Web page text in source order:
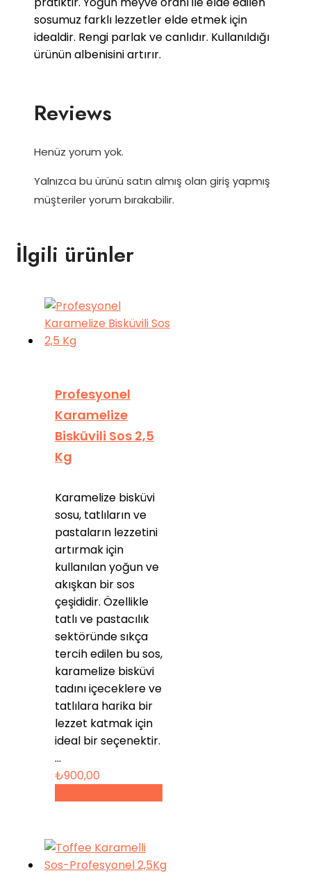
sosumuz farklı lezzetler elde etmek için
idealdir. Rengi parlak ve canlıdır. Kullanıldığı
ürünün albenisini artırır.
Reviews
Henüz yorum yok.
Yalnızca bu ürünü satın almış olan giriş yapmış
müşteriler yorum bırakabilir.
İlgili ürünler
Profesyonel
Karamelize
Bisküvili Sos 2,5
Kg
Karamelize bisküvi
sosu, tatlıların ve
pastaların lezzetini
artırmak için
kullanılan yoğun ve
akışkan bir sos
çeşididir. Özellikle
tatlı ve pastacılık
sektöründe sıkça
tercih edilen bu sos,
karamelize bisküvi
tadını içeceklere ve
tatlılara harika bir
lezzet katmak için
ideal bir seçenektir.
…
₺900,00